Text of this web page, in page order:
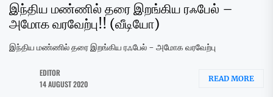
இந்திய மண்ணில் தரை இறங்கிய ரஃபேல் –
அமோக வரவேற்பு!! (வீடியோ)
இந்திய மண்ணில் தரை இறங்கிய ரஃபேல் - அமோக வரவேற்பு
EDITOR
14 AUGUST 2020
READ MORE